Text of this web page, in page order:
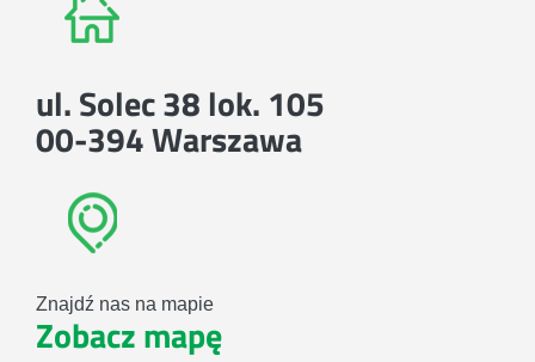
ul. Solec 38 lok. 105
00-394 Warszawa
Znajdź nas na mapie
Zobacz mapę